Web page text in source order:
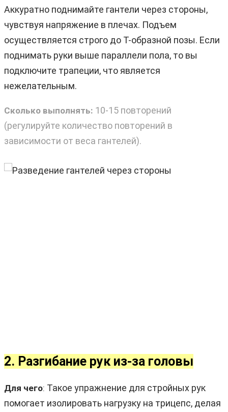
Аккуратно поднимайте гантели через стороны,
чувствуя напряжение в плечах. Подъем
осуществляется строго до Т-образной позы. Если
поднимать руки выше параллели пола, то вы
подключите трапеции, что является
нежелательным.
Сколько выполнять: 10-15 повторений
(регулируйте количество повторений в
зависимости от веса гантелей).
2. Разгибание рук из-за головы
Для чего: Такое упражнение для стройных рук
помогает изолировать нагрузку на трицепс, делая